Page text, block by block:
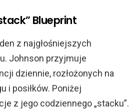
Blueprint
z najgłośniejszych
Johnson przyjmuje
dziennie, rozłożonych na
i posiłków. Poniżej
z jego codziennego „stacku”.